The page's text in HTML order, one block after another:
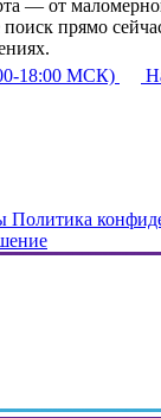
— от
прямо
18:00 МСК)
Политика